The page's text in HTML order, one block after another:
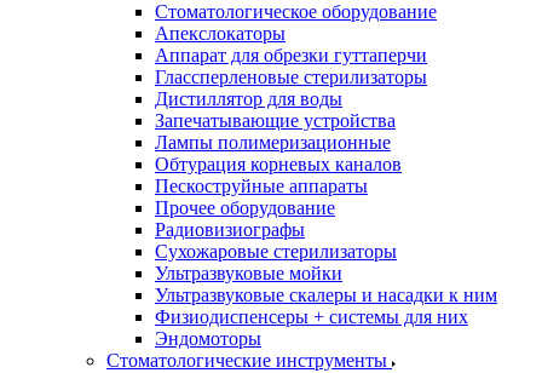
Стоматологическое оборудование
Апекслокаторы
Аппарат для обрезки гуттаперчи
Глассперленовые стерилизаторы
Дистиллятор для воды
Запечатывающие устройства
Лампы полимеризационные
Обтурация корневых каналов
Пескоструйные аппараты
Прочее оборудование
Радиовизиографы
Сухожаровые стерилизаторы
Ультразвуковые мойки
Ультразвуковые скалеры и насадки к ним
Физиодиспенсеры + системы для них
Эндомоторы
Стоматологические инструменты